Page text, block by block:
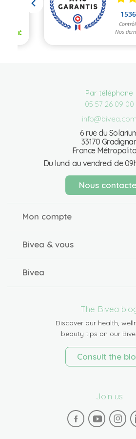
Par téléphone
05 57 26 09 00
info@bivea.com
6 rue du
33170
France
Du lundi au vendredi de
Nous
Mon compte
Bivea & vous
Bivea
The Bivea
Discover our health,
beauty tips on our
Consult the
Join us